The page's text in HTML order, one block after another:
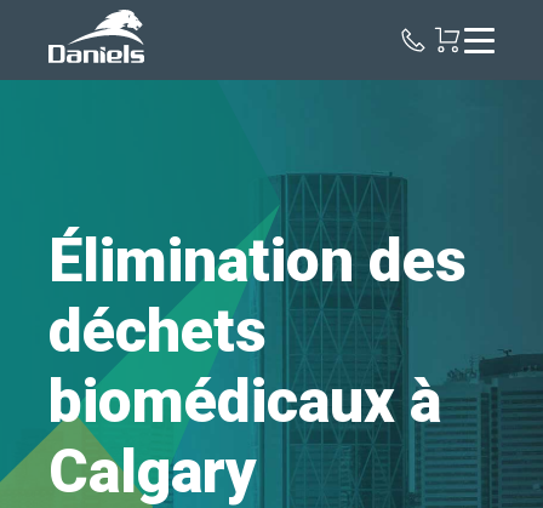
Élimination des
déchets
biomédicaux à
Calgary